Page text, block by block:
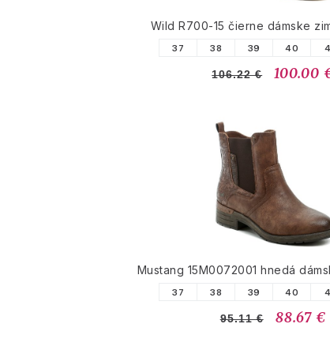
Wild R700-15 čierne dámske
37 38 39 40
106.22 € 100.00
Mustang 15M0072001 hnedá
37 38 39 40
95.11 € 88.67 €